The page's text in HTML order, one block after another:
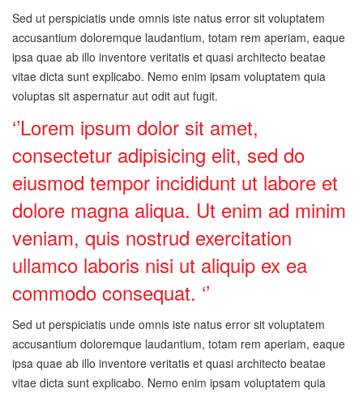
Sed ut perspiciatis unde omnis iste natus error sit voluptatem
accusantium doloremque laudantium, totam rem aperiam, eaque
ipsa quae ab illo inventore veritatis et quasi architecto beatae
vitae dicta sunt explicabo. Nemo enim ipsam voluptatem quia
voluptas sit aspernatur aut odit aut fugit.
‘’Lorem ipsum dolor sit amet,
consectetur adipisicing elit, sed do
eiusmod tempor incididunt ut labore et
dolore magna aliqua. Ut enim ad minim
veniam, quis nostrud exercitation
ullamco laboris nisi ut aliquip ex ea
commodo consequat. ‘’
Sed ut perspiciatis unde omnis iste natus error sit voluptatem
accusantium doloremque laudantium, totam rem aperiam, eaque
ipsa quae ab illo inventore veritatis et quasi architecto beatae
vitae dicta sunt explicabo. Nemo enim ipsam voluptatem quia